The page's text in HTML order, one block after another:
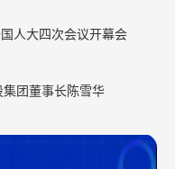
人大四次会议开幕会
团董事长陈雪华